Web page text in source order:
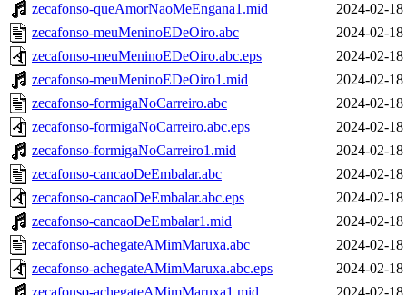
zecafonso-queAmorNaoMeEngana1.mid
2024-02-18
zecafonso-meuMeninoEDeOiro.abc
2024-02-18
zecafonso-meuMeninoEDeOiro.abc.eps
2024-02-18
zecafonso-meuMeninoEDeOiro1.mid
2024-02-18
zecafonso-formigaNoCarreiro.abc
2024-02-18
zecafonso-formigaNoCarreiro.abc.eps
2024-02-18
zecafonso-formigaNoCarreiro1.mid
2024-02-18
zecafonso-cancaoDeEmbalar.abc
2024-02-18
zecafonso-cancaoDeEmbalar.abc.eps
2024-02-18
zecafonso-cancaoDeEmbalar1.mid
2024-02-18
zecafonso-achegateAMimMaruxa.abc
2024-02-18
zecafonso-achegateAMimMaruxa.abc.eps
2024-02-18